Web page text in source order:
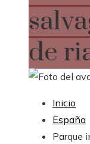
de
Inicio
España
Parque